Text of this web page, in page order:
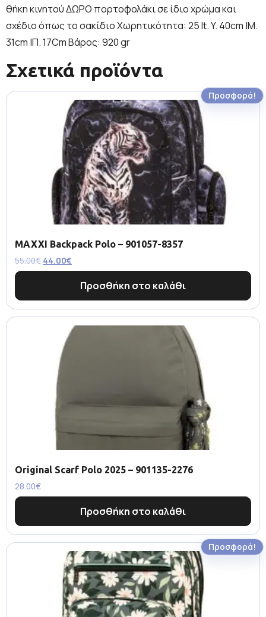
θήκη κινητού ΔΩΡΟ πορτοφολάκι σε ίδιο χρώμα και
σχέδιο όπως το σακίδιο Χωρητικότητα: 25 lt. Y. 40cm |Μ.
31cm |Π. 17Cm Βάρος: 920 gr
Σχετικά προϊόντα
Προσφορά!
MAXXI Backpack Polo – 901057-8357
55.00€ 44.00€
Προσθήκη στο καλάθι
Original Scarf Polo 2025 – 901135-2276
28.00€
Προσθήκη στο καλάθι
Προσφορά!